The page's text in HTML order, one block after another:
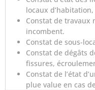
locaux
Constat de travaux
incombent.
Constat de sous-
Constat de dégâts
fissures,
Constat de l’état
plue value en cas